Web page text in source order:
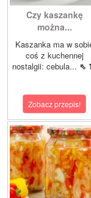
Czy kaszankę
można...
Kaszanka ma w
coś z kuchennej
nostalgii: cebula... ⇖
Zobacz przepis!